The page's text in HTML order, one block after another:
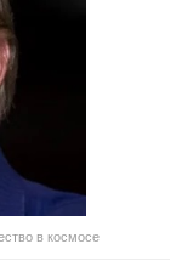
в космосе